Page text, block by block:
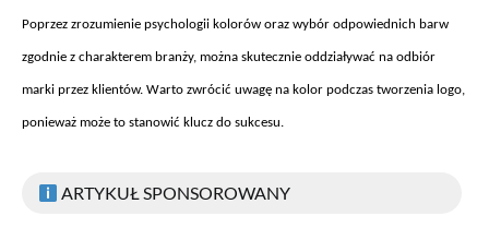
Poprzez zrozumienie psychologii kolorów oraz wybór odpowiednich barw
zgodnie z charakterem branży, można skutecznie oddziaływać na odbiór
marki przez klientów. Warto zwrócić uwagę na kolor podczas tworzenia logo,
ponieważ może to stanowić klucz do sukcesu.
ARTYKUŁ SPONSOROWANY